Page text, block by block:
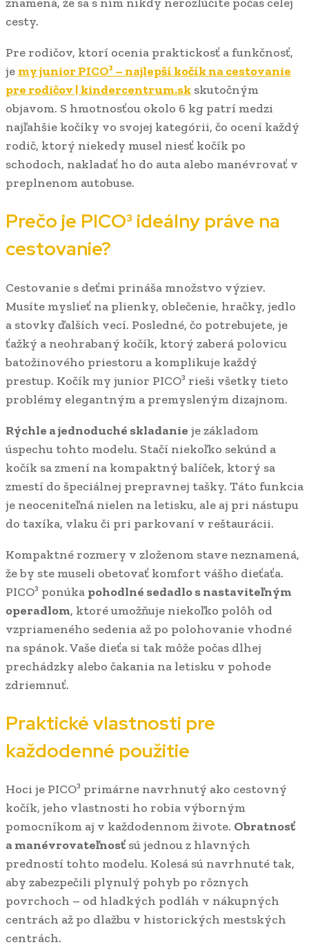
cesty.
Pre rodičov, ktorí ocenia praktickosť a funkčnosť,
je my junior PICO³ – najlepší kočík na cestovanie
pre rodičov | kindercentrum.sk skutočným
objavom. S hmotnosťou okolo 6 kg patrí medzi
najľahšie kočíky vo svojej kategórii, čo ocení každý
rodič, ktorý niekedy musel niesť kočík po
schodoch, nakladať ho do auta alebo manévrovať v
preplnenom autobuse.
Prečo je PICO³ ideálny práve na
cestovanie?
Cestovanie s deťmi prináša množstvo výziev.
Musíte myslieť na plienky, oblečenie, hračky, jedlo
a stovky ďalších vecí. Posledné, čo potrebujete, je
ťažký a neohrabaný kočík, ktorý zaberá polovicu
batožinového priestoru a komplikuje každý
prestup. Kočík my junior PICO³ rieši všetky tieto
problémy elegantným a premysleným dizajnom.
Rýchle a jednoduché skladanie je základom
úspechu tohto modelu. Stačí niekoľko sekúnd a
kočík sa zmení na kompaktný balíček, ktorý sa
zmestí do špeciálnej prepravnej tašky. Táto funkcia
je neoceniteľná nielen na letisku, ale aj pri nástupu
do taxíka, vlaku či pri parkovaní v reštaurácii.
Kompaktné rozmery v zloženom stave neznamená,
že by ste museli obetovať komfort vášho dieťaťa.
PICO³ ponúka pohodlné sedadlo s nastaviteľným
operadlom, ktoré umožňuje niekoľko polôh od
vzpriameného sedenia až po polohovanie vhodné
na spánok. Vaše dieťa si tak môže počas dlhej
prechádzky alebo čakania na letisku v pohode
zdriemnuť.
Praktické vlastnosti pre
každodenné použitie
Hoci je PICO³ primárne navrhnutý ako cestovný
kočík, jeho vlastnosti ho robia výborným
pomocníkom aj v každodennom živote. Obratnosť
a manévrovateľnosť sú jednou z hlavných
predností tohto modelu. Kolesá sú navrhnuté tak,
aby zabezpečili plynulý pohyb po rôznych
povrchoch – od hladkých podláh v nákupných
centrách až po dlažbu v historických mestských
centrách.